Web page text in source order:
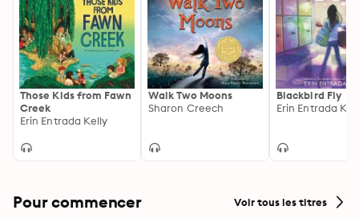
Those Kids from Fawn
Creek
Erin Entrada Kelly
Walk Two Moons
Sharon Creech
Blackbird Fly
Erin Entrada
Pour commencer Voir tous les titres